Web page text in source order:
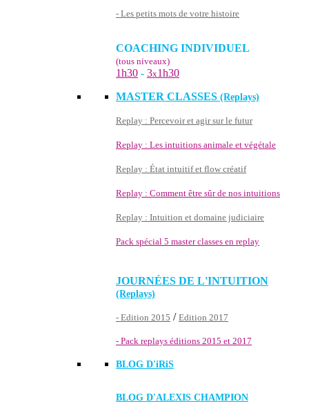
- Les petits mots de votre histoire
COACHING INDIVIDUEL
(tous niveaux)
1h30 - 3x1h30
MASTER CLASSES (Replays)
Replay : Percevoir et agir sur le futur
Replay : Les intuitions animale et végétale
Replay : État intuitif et flow créatif
Replay : Comment être sûr de nos intuitions
Replay : Intuition et domaine judiciaire
Pack spécial 5 master classes en replay
JOURNÉES DE L'INTUITION
(Replays)
- Edition 2015 / Edition 2017
- Pack replays éditions 2015 et 2017
BLOG D'iRiS
BLOG D'ALEXIS CHAMPION